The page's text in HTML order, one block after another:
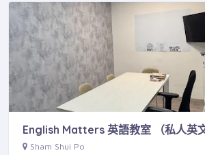
English Matters 英語教室 （私人英文
Sham Shui Po